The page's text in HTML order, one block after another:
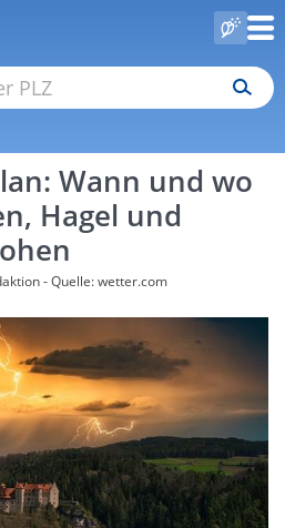
Wann und wo
Hagel und
- Quelle: wetter.com